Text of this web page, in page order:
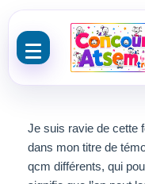
Je suis ravie de cette
dans mon titre de
qcm différents, qui